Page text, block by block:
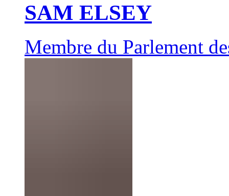
SAM ELSEY
Membre du Parlement